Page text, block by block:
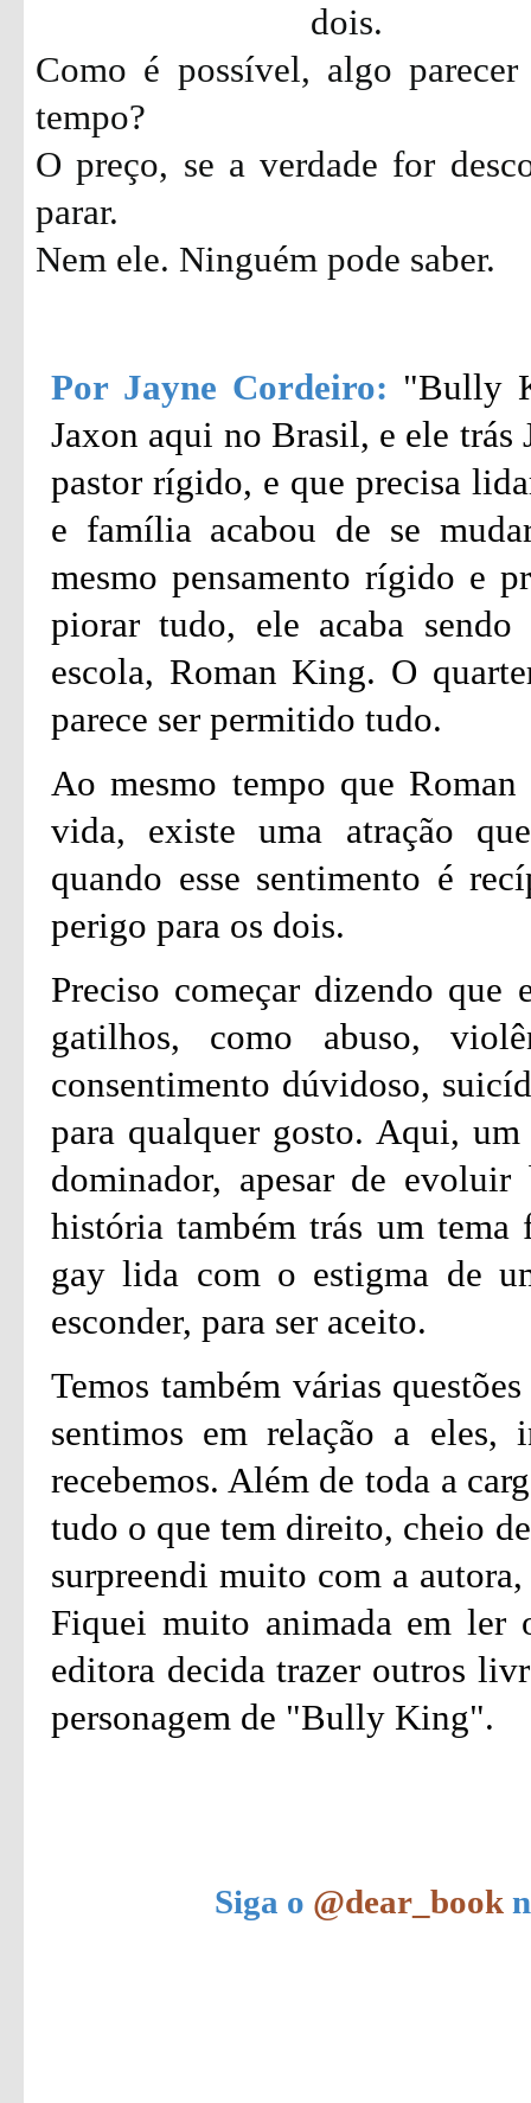
dois.
Como é possível, algo
tempo?
O preço, se a verdade for
parar.
Nem ele. Ninguém pode saber.
Por Jayne Cordeiro: "Bully
Jaxon aqui no Brasil, e ele
pastor rígido, e que precisa
e família acabou de se
mesmo pensamento rígido e
piorar tudo, ele acaba
escola, Roman King. O
parece ser permitido tudo.
Ao mesmo tempo que
vida, existe uma atração
quando esse sentimento é
perigo para os dois.
Preciso começar dizendo que
gatilhos, como abuso,
consentimento dúvidoso,
para qualquer gosto. Aqui,
dominador, apesar de
história também trás um
gay lida com o estigma de
esconder, para ser aceito.
Temos também várias
sentimos em relação a eles,
recebemos. Além de toda a
tudo o que tem direito, cheio
surpreendi muito com a
Fiquei muito animada em ler
editora decida trazer outros
personagem de "Bully King".
Siga o @dear_book